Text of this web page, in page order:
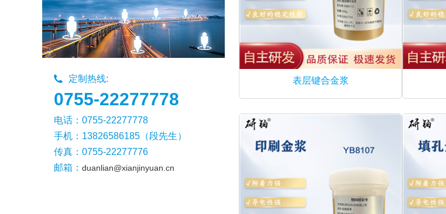
定制热线:
0755-22277778
电话：0755-22277778
手机：13826586185（段先生）
传真：0755-22277776
邮箱： duanlian@xianjinyuan.cn
表层键合金浆